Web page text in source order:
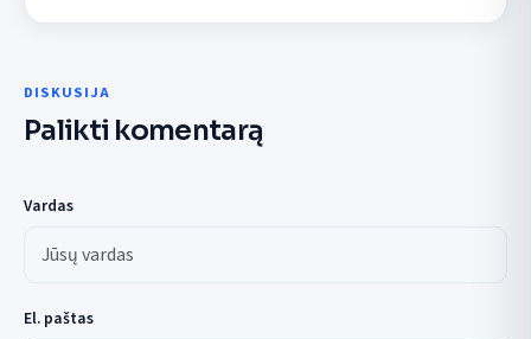
DISKUSIJA
Palikti komentarą
Vardas
El. paštas